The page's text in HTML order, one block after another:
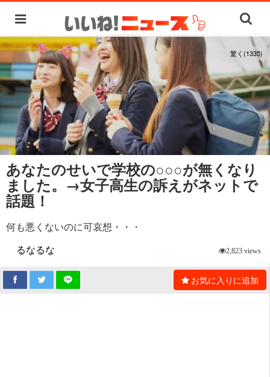
驚く(1335)
あなたのせいで学校の○○○が無くなり
ました。→女子高生の訴えがネットで
話題！
何も悪くないのに可哀想・・・
るなるな
2,823 views
お気に入りに追加